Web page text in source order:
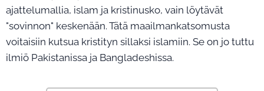
ajattelumallia, islam ja kristinusko, vain löytävät
"sovinnon" keskenään. Tätä maailmankatsomusta
voitaisiin kutsua kristityn sillaksi islamiin. Se on jo tuttu
ilmiö Pakistanissa ja Bangladeshissa.